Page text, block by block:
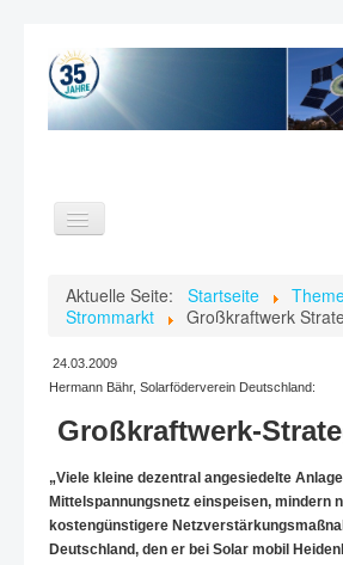
Toggle
Navigation
Themen
Verein
Videos
Kontakt
Suche
Aktuelle Seite: Startseite
Strommarkt
Großkraftwerk
24.03.2009
Hermann Bähr, Solarföderverein Deutschland:
Großkraftwerk-
„Viele kleine dezentral angesiedelte
Mittelspannungsnetz einspeisen, mindern
kostengünstigere
Deutschland, den er bei Solar mobil